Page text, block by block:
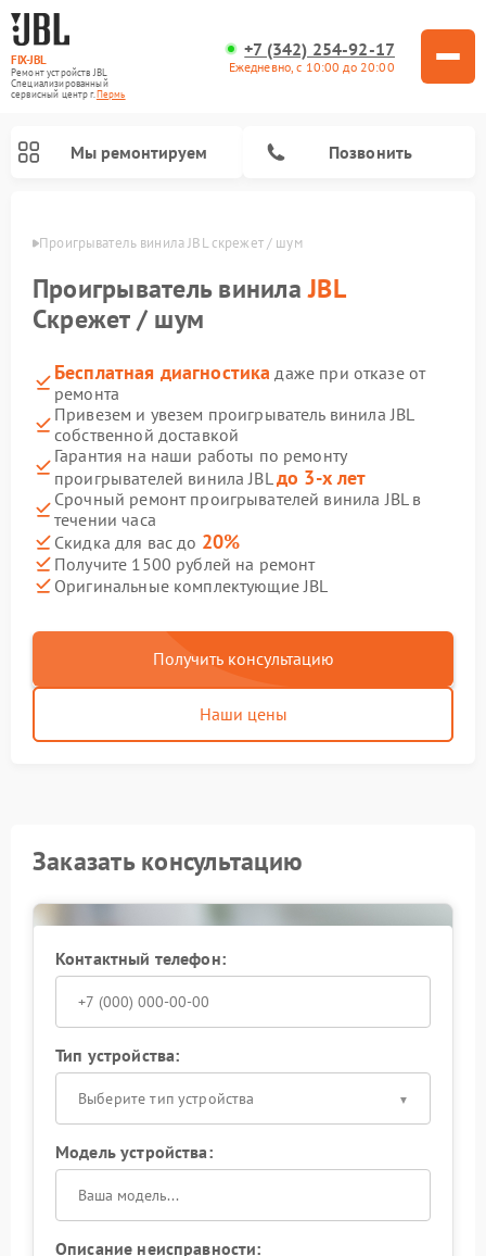
FIX-JBL
Ремонт устройств JBL
Специализированный
cервисный центр г.Пермь
+7 (342) 254-92-17
Ежедневно, с 10:00 до 20:00
Мы ремонтируем Позвонить
Проигрыватель винила JBL скрежет / шум
Проигрыватель винилаJBL
Скрежет / шум
Бесплатная диагностика даже при отказе от
ремонта
Привезем и увезем проигрыватель винила JBL
собственной доставкой
Гарантия на наши работы по ремонту
проигрывателей винила JBLдо 3-х лет
Срочный ремонт проигрывателей винила JBL в
течении часа
Скидка для вас до 20%
Получите 1500 рублей на ремонт
Оригинальные комплектующие JBL
Получить консультацию
Наши цены
Заказать консультацию
Контактный телефон:
Тип устройства:
Выберите тип устройства
Модель устройства:
Описание неисправности: